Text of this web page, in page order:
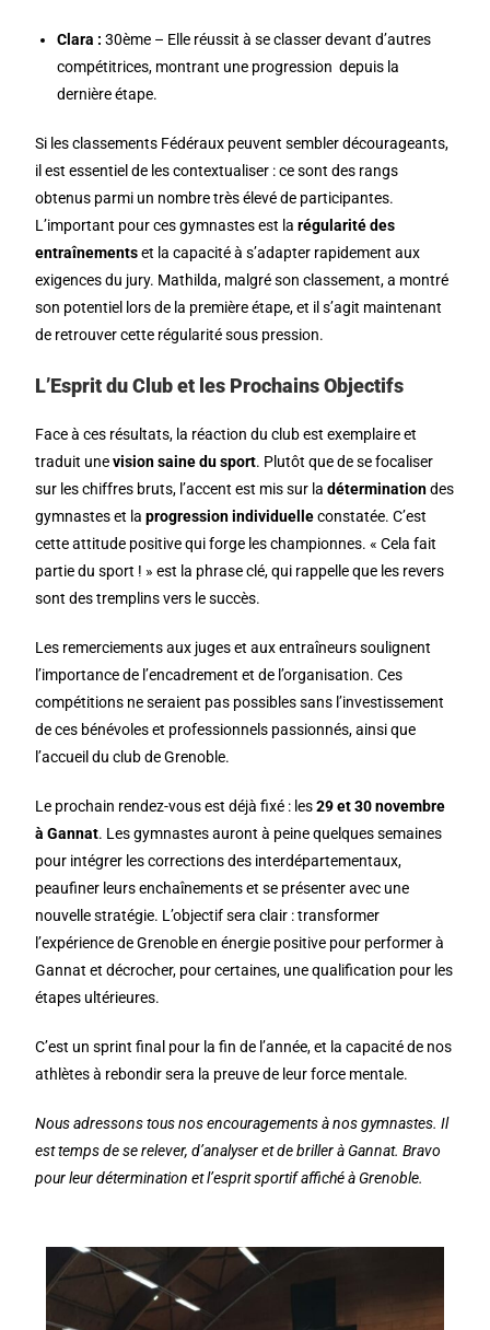
Clara : 30ème – Elle réussit à se classer devant d’autres
compétitrices, montrant une progression depuis la
dernière étape.
Si les classements Fédéraux peuvent sembler décourageants,
il est essentiel de les contextualiser : ce sont des rangs
obtenus parmi un nombre très élevé de participantes.
L’important pour ces gymnastes est larégularité des
entraînementset la capacité à s’adapter rapidement aux
exigences du jury. Mathilda, malgré son classement, a montré
son potentiel lors de la première étape, et il s’agit maintenant
de retrouver cette régularité sous pression.
L’Esprit du Club et les Prochains Objectifs
Face à ces résultats, la réaction du club est exemplaire et
traduit unevision saine du sport. Plutôt que de se focaliser
sur les chiffres bruts, l’accent est mis sur ladéterminationdes
gymnastes et laprogression individuelleconstatée. C’est
cette attitude positive qui forge les championnes. « Cela fait
partie du sport ! » est la phrase clé, qui rappelle que les revers
sont des tremplins vers le succès.
Les remerciements aux juges et aux entraîneurs soulignent
l’importance de l’encadrement et de l’organisation. Ces
compétitions ne seraient pas possibles sans l’investissement
de ces bénévoles et professionnels passionnés, ainsi que
l’accueil du club de Grenoble.
Le prochain rendez-vous est déjà fixé : les29 et 30 novembre
à Gannat. Les gymnastes auront à peine quelques semaines
pour intégrer les corrections des interdépartementaux,
peaufiner leurs enchaînements et se présenter avec une
nouvelle stratégie. L’objectif sera clair : transformer
l’expérience de Grenoble en énergie positive pour performer à
Gannat et décrocher, pour certaines, une qualification pour les
étapes ultérieures.
C’est un sprint final pour la fin de l’année, et la capacité de nos
athlètes à rebondir sera la preuve de leur force mentale.
Nous adressons tous nos encouragements à nos gymnastes. Il
est temps de se relever, d’analyser et de briller à Gannat. Bravo
pour leur détermination et l’esprit sportif affiché à Grenoble.